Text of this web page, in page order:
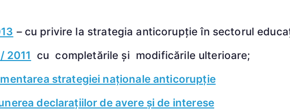
– cu privire la strategia anticorupție în sectorul
2011 cu completările și modificările ulterioare;
strategiei naționale anticorupție
declarațiilor de avere și de interese